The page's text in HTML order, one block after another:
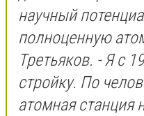
научный
полноценную
Третьяков. - Я с
стройку. По
атомная станция